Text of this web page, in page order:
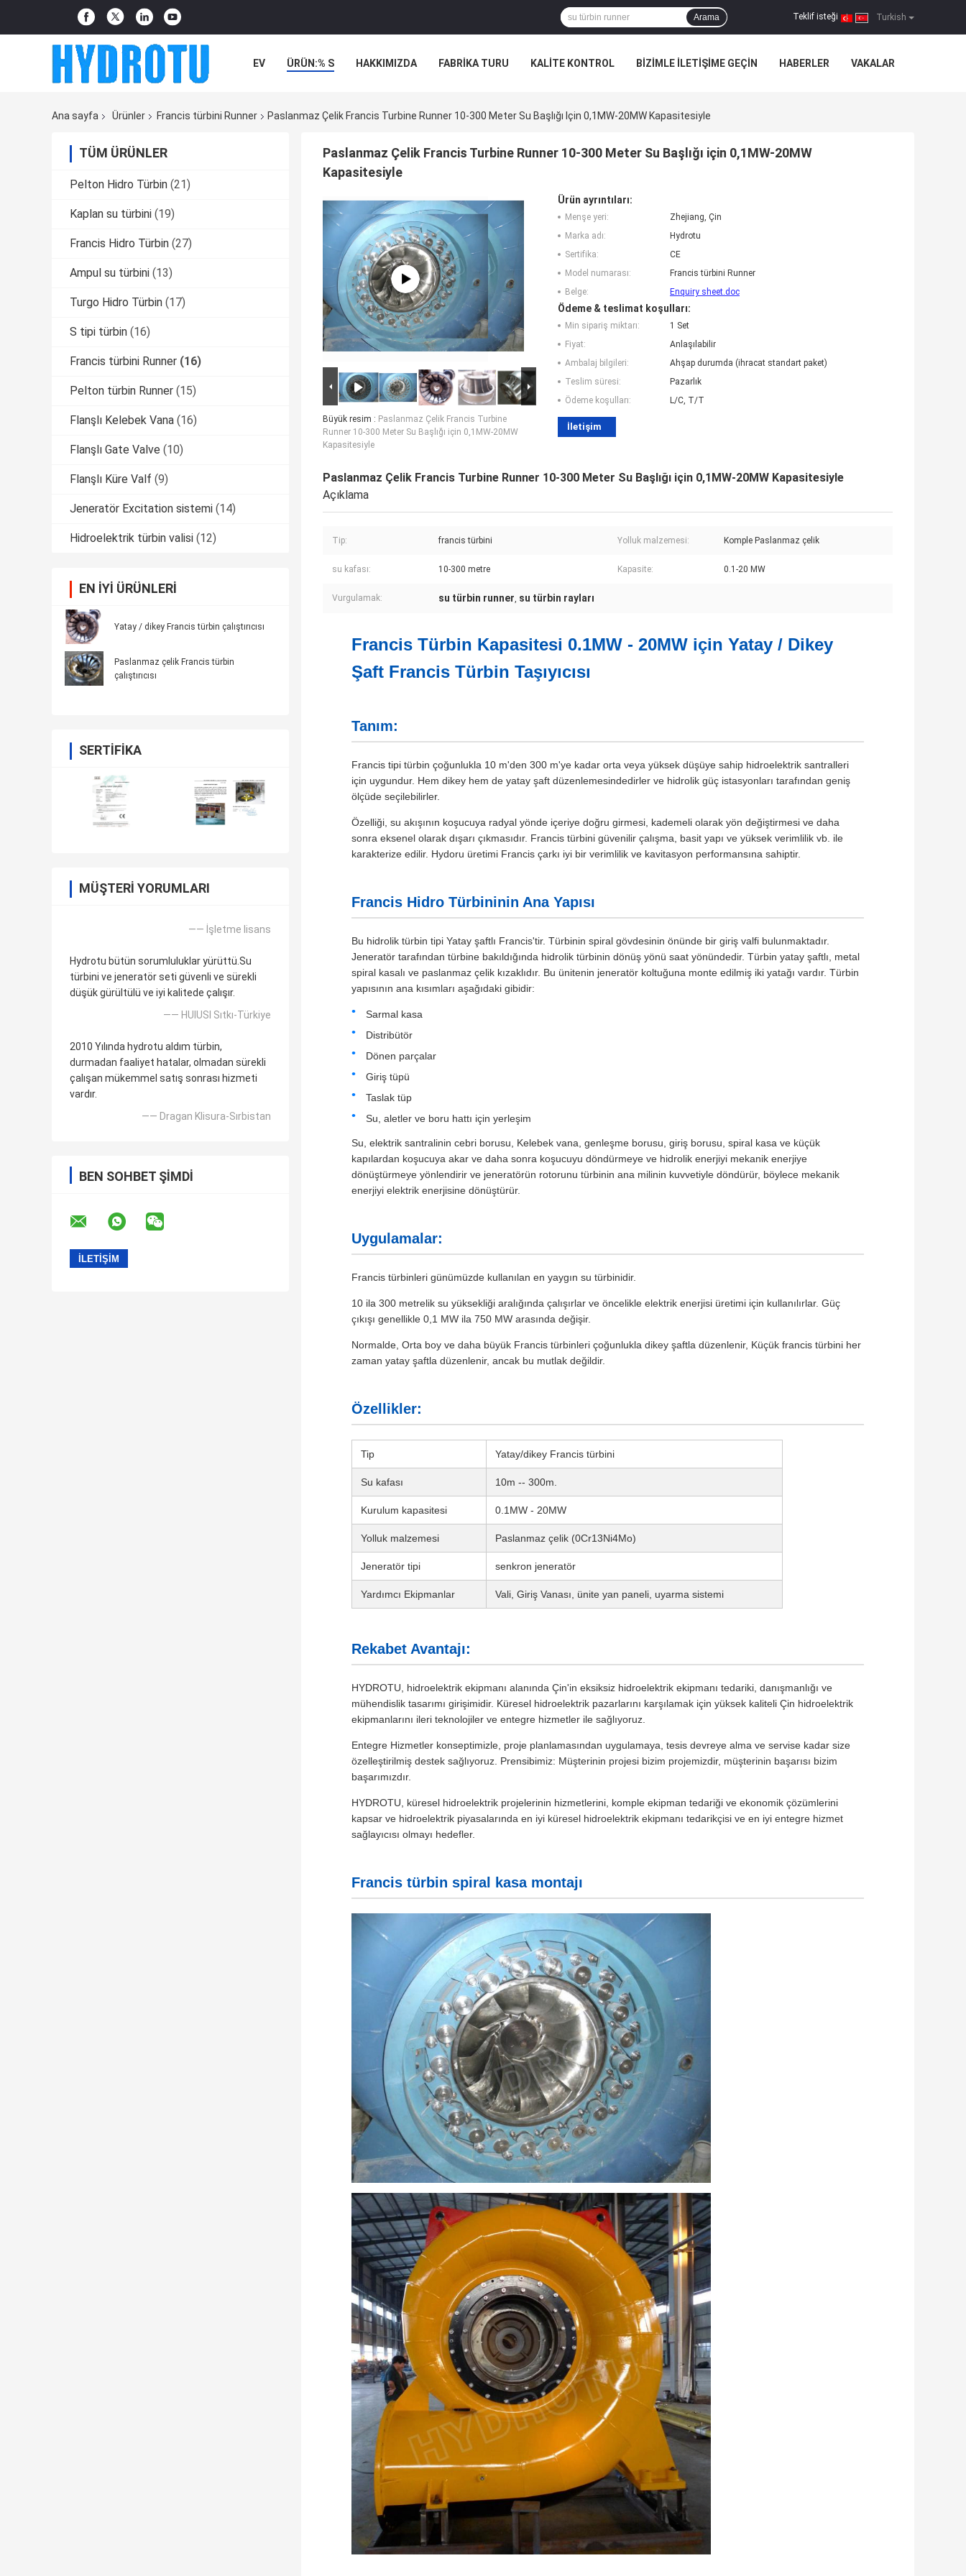
Turkish
Teklif isteği |
Arama
EV ÜRÜN:% S HAKKIMIZDA FABRIKA TURU KALITE KONTROL BIZIMLE ILETIŞIME GEÇIN HABERLER VAKALAR
Ana sayfa Ürünler Francis türbini Runner Paslanmaz Çelik Francis Turbine Runner 10-300 Meter Su Başlığı Için 0,1MW-20MW Kapasitesiyle
TÜM ÜRÜNLER
Pelton Hidro Türbin (21)
Kaplan su türbini (19)
Francis Hidro Türbin (27)
Ampul su türbini (13)
Turgo Hidro Türbin (17)
S tipi türbin (16)
Francis türbini Runner (16)
Pelton türbin Runner (15)
Flanşlı Kelebek Vana (16)
Flanşlı Gate Valve (10)
Flanşlı Küre Valf (9)
Jeneratör Excitation sistemi (14)
Hidroelektrik türbin valisi (12)
EN IYI ÜRÜNLERI
Yatay / dikey Francis türbin çalıştırıcısı
Paslanmaz çelik Francis türbin
çalıştırıcısı
SERTIFIKA
MÜŞTERI YORUMLARI
—— İşletme lisans
Hydrotu bütün sorumluluklar yürüttü.Su
türbini ve jeneratör seti güvenli ve sürekli
düşük gürültülü ve iyi kalitede çalışır.
—— HUlUSI Sıtkı-Türkiye
2010 Yılında hydrotu aldım türbin,
durmadan faaliyet hatalar, olmadan sürekli
çalışan mükemmel satış sonrası hizmeti
vardır.
—— Dragan Klisura-Sırbistan
BEN SOHBET ŞIMDI
Paslanmaz Çelik Francis Turbine Runner 10-300 Meter Su Başlığı için 0,1MW-20MW
Kapasitesiyle
Büyük resim : Paslanmaz Çelik Francis Turbine
Runner 10-300 Meter Su Başlığı için 0,1MW-20MW
Kapasitesiyle
Ürün ayrıntıları:
Menşe yeri:
Zhejiang, Çin
Marka adı:
Hydrotu
Sertifika:
CE
Model numarası:
Francis türbini Runner
Belge:
Enquiry sheet.doc
Ödeme & teslimat koşulları:
Min sipariş miktarı:
1 Set
Fiyat:
Anlaşılabilir
Ambalaj bilgileri:
Ahşap durumda (ihracat standart paket)
Teslim süresi:
Pazarlık
Ödeme koşulları:
L/C, T/T
İletişim
Paslanmaz Çelik Francis Turbine Runner 10-300 Meter Su Başlığı için 0,1MW-20MW Kapasitesiyle
Açıklama
Tip: francis türbini Yolluk malzemesi: Komple Paslanmaz çelik
su kafası: 10-300 metre Kapasite: 0.1-20 MW
Vurgulamak: su türbin runner, su türbin rayları
Francis Türbin Kapasitesi 0.1MW - 20MW için Yatay / Dikey
Şaft Francis Türbin Taşıyıcısı
Tanım:
Francis tipi türbin çoğunlukla 10 m'den 300 m'ye kadar orta veya yüksek düşüye sahip hidroelektrik santralleri
için uygundur. Hem dikey hem de yatay şaft düzenlemesindedirler ve hidrolik güç istasyonları tarafından geniş
ölçüde seçilebilirler.
Özelliği, su akışının koşucuya radyal yönde içeriye doğru girmesi, kademeli olarak yön değiştirmesi ve daha
sonra eksenel olarak dışarı çıkmasıdır. Francis türbini güvenilir çalışma, basit yapı ve yüksek verimlilik vb. ile
karakterize edilir. Hydoru üretimi Francis çarkı iyi bir verimlilik ve kavitasyon performansına sahiptir.
Francis Hidro Türbininin Ana Yapısı
Bu hidrolik türbin tipi Yatay şaftlı Francis'tir. Türbinin spiral gövdesinin önünde bir giriş valfi bulunmaktadır.
Jeneratör tarafından türbine bakıldığında hidrolik türbinin dönüş yönü saat yönündedir. Türbin yatay şaftlı, metal
spiral kasalı ve paslanmaz çelik kızaklıdır. Bu ünitenin jeneratör koltuğuna monte edilmiş iki yatağı vardır. Türbin
yapısının ana kısımları aşağıdaki gibidir:
Sarmal kasa
Distribütör
Dönen parçalar
Giriş tüpü
Taslak tüp
Su, aletler ve boru hattı için yerleşim
Su, elektrik santralinin cebri borusu, Kelebek vana, genleşme borusu, giriş borusu, spiral kasa ve küçük
kapılardan koşucuya akar ve daha sonra koşucuyu döndürmeye ve hidrolik enerjiyi mekanik enerjiye
dönüştürmeye yönlendirir ve jeneratörün rotorunu türbinin ana milinin kuvvetiyle döndürür, böylece mekanik
enerjiyi elektrik enerjisine dönüştürür.
Uygulamalar:
Francis türbinleri günümüzde kullanılan en yaygın su türbinidir.
10 ila 300 metrelik su yüksekliği aralığında çalışırlar ve öncelikle elektrik enerjisi üretimi için kullanılırlar. Güç
çıkışı genellikle 0,1 MW ila 750 MW arasında değişir.
Normalde, Orta boy ve daha büyük Francis türbinleri çoğunlukla dikey şaftla düzenlenir, Küçük francis türbini her
zaman yatay şaftla düzenlenir, ancak bu mutlak değildir.
Özellikler:
Tip Yatay/dikey Francis türbini
Su kafası 10m -- 300m.
Kurulum kapasitesi 0.1MW - 20MW
Yolluk malzemesi Paslanmaz çelik (0Cr13Ni4Mo)
Jeneratör tipi senkron jeneratör
Yardımcı Ekipmanlar Vali, Giriş Vanası, ünite yan paneli, uyarma sistemi
Rekabet Avantajı:
HYDROTU, hidroelektrik ekipmanı alanında Çin'in eksiksiz hidroelektrik ekipmanı tedariki, danışmanlığı ve
mühendislik tasarımı girişimidir. Küresel hidroelektrik pazarlarını karşılamak için yüksek kaliteli Çin hidroelektrik
ekipmanlarını ileri teknolojiler ve entegre hizmetler ile sağlıyoruz.
Entegre Hizmetler konseptimizle, proje planlamasından uygulamaya, tesis devreye alma ve servise kadar size
özelleştirilmiş destek sağlıyoruz. Prensibimiz: Müşterinin projesi bizim projemizdir, müşterinin başarısı bizim
başarımızdır.
HYDROTU, küresel hidroelektrik projelerinin hizmetlerini, komple ekipman tedariği ve ekonomik çözümlerini
kapsar ve hidroelektrik piyasalarında en iyi küresel hidroelektrik ekipmanı tedarikçisi ve en iyi entegre hizmet
sağlayıcısı olmayı hedefler.
Francis türbin spiral kasa montajı